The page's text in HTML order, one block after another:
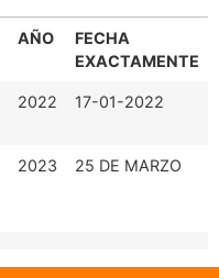
AÑO
FECHA
EXACTAMENTE
2022 17-01-2022
2023 25 DE MARZO